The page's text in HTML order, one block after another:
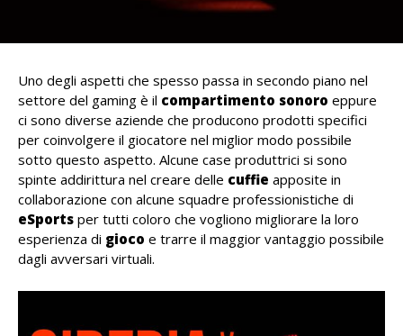
Uno degli aspetti che spesso passa in secondo piano nel
settore del gaming è il compartimento sonoro eppure
ci sono diverse aziende che producono prodotti specifici
per coinvolgere il giocatore nel miglior modo possibile
sotto questo aspetto. Alcune case produttrici si sono
spinte addirittura nel creare delle cuffie apposite in
collaborazione con alcune squadre professionistiche di
eSports per tutti coloro che vogliono migliorare la loro
esperienza di gioco e trarre il maggior vantaggio possibile
dagli avversari virtuali.